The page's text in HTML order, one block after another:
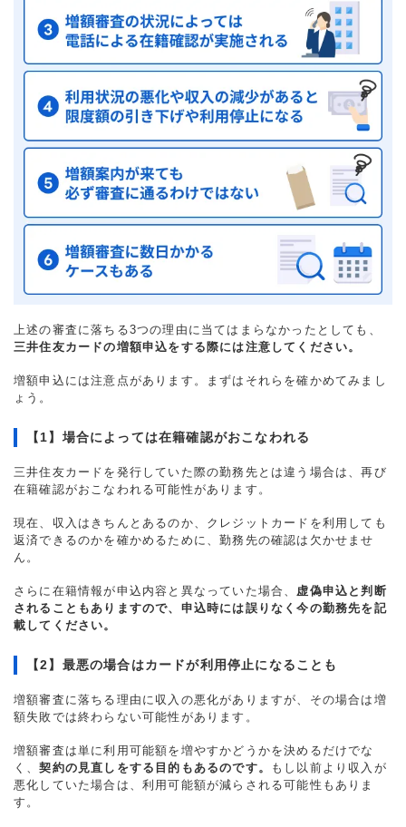
上述の審査に落ちる3つの理由に当てはまらなかったとしても、
三井住友カードの増額申込をする際には注意してください。
増額申込には注意点があります。まずはそれらを確かめてみまし
ょう。
【1】場合によっては在籍確認がおこなわれる
三井住友カードを発行していた際の勤務先とは違う場合は、再び
在籍確認がおこなわれる可能性があります。
現在、収入はきちんとあるのか、クレジットカードを利用しても
返済できるのかを確かめるために、勤務先の確認は欠かせませ
ん。
さらに在籍情報が申込内容と異なっていた場合、 虚偽申込と判断
されることもありますので、申込時には誤りなく今の勤務先を記
載してください。
【2】最悪の場合はカードが利用停止になることも
増額審査に落ちる理由に収入の悪化がありますが、その場合は増
額失敗では終わらない可能性があります。
増額審査は単に利用可能額を増やすかどうかを決めるだけでな
く、契約の見直しをする目的もあるのです。
もし以前より収入が
悪化していた場合は、利用可能額が減らされる可能性もありま
す。